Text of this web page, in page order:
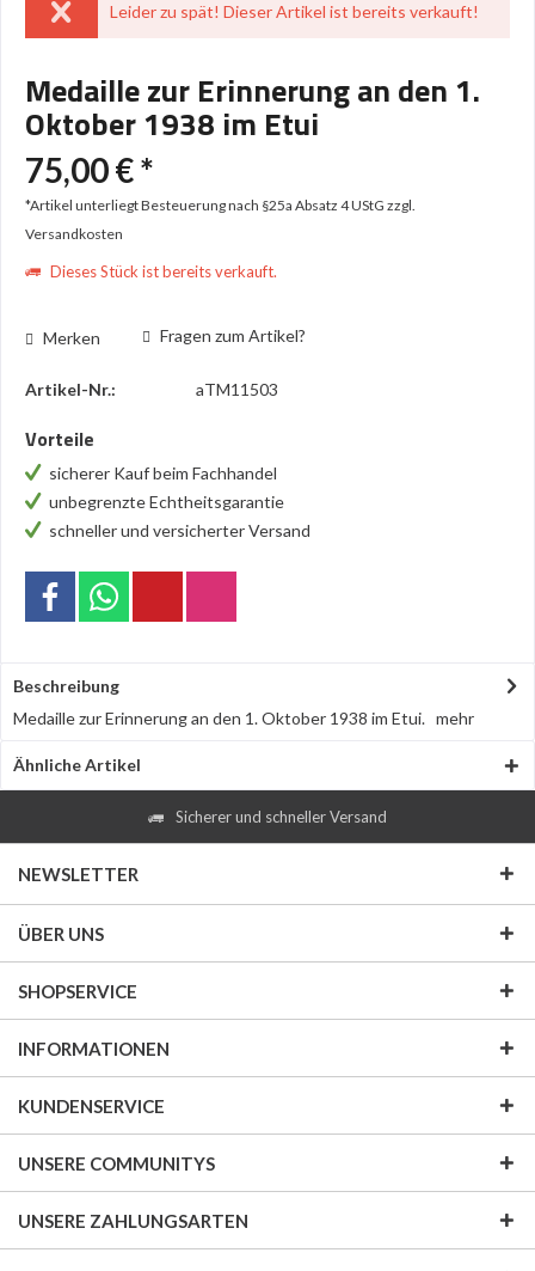
Leider zu spät! Dieser Artikel ist bereits verkauft!
Medaille zur Erinnerung an den 1.
Oktober 1938 im Etui
75,00 € *
*Artikel unterliegt Besteuerung nach §25a Absatz 4 UStG zzgl.
Versandkosten
Dieses Stück ist bereits verkauft.
Merken Fragen zum Artikel?
Artikel-Nr.: aTM11503
Vorteile
sicherer Kauf beim Fachhandel
unbegrenzte Echtheitsgarantie
schneller und versicherter Versand
Beschreibung
Medaille zur Erinnerung an den 1. Oktober 1938 im Etui. mehr
Ähnliche Artikel
Sicherer und schneller Versand
NEWSLETTER
ÜBER UNS
SHOPSERVICE
INFORMATIONEN
KUNDENSERVICE
UNSERE COMMUNITYS
UNSERE ZAHLUNGSARTEN